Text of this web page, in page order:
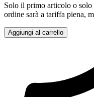
Solo il primo articolo o
ordine sarà a tariffa piena,
Aggiungi al carrello